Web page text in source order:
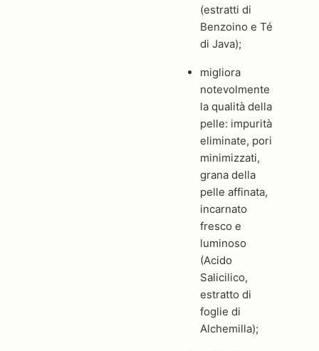
(estratti di
Benzoino e Té
di Java);
migliora
notevolmente
la qualità della
pelle: impurità
eliminate, pori
minimizzati,
grana della
pelle affinata,
incarnato
fresco e
luminoso
(Acido
Salicilico,
estratto di
foglie di
Alchemilla);